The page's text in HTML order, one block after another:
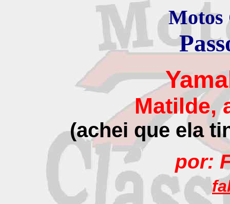
Motos
Matilde,
(achei que ela
por: